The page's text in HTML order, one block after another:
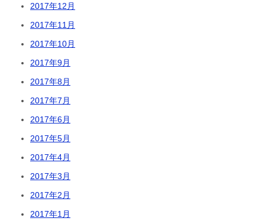
2017年12月
2017年11月
2017年10月
2017年9月
2017年8月
2017年7月
2017年6月
2017年5月
2017年4月
2017年3月
2017年2月
2017年1月